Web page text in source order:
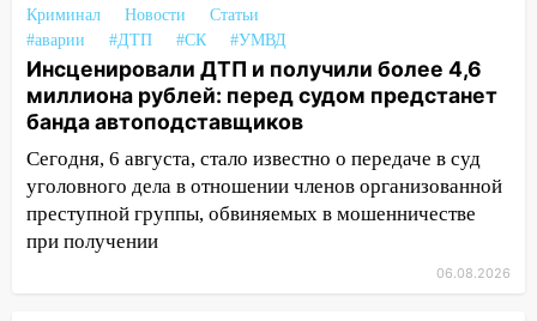
12:10
Ульяновский алиментщик накопил
120 тысяч долга
11:49 Снят режим «Ракетная
опасность» на территории Ульяновской
области
11:30 Кабмин РФ разрешил до 1 июля
2027 года импорт, выпуск и обращение
Криминал Новости
Статьи
#аварии
#ДТП #СК #УМВД
Инсценировали ДТП и получили более 4,6
миллиона рублей: перед судом предстанет
банда автоподставщиков
Сегодня, 6 августа, стало известно о передаче в суд
уголовного дела в отношении членов организованной
преступной группы, обвиняемых в мошенничестве
при получении
06.08.2026